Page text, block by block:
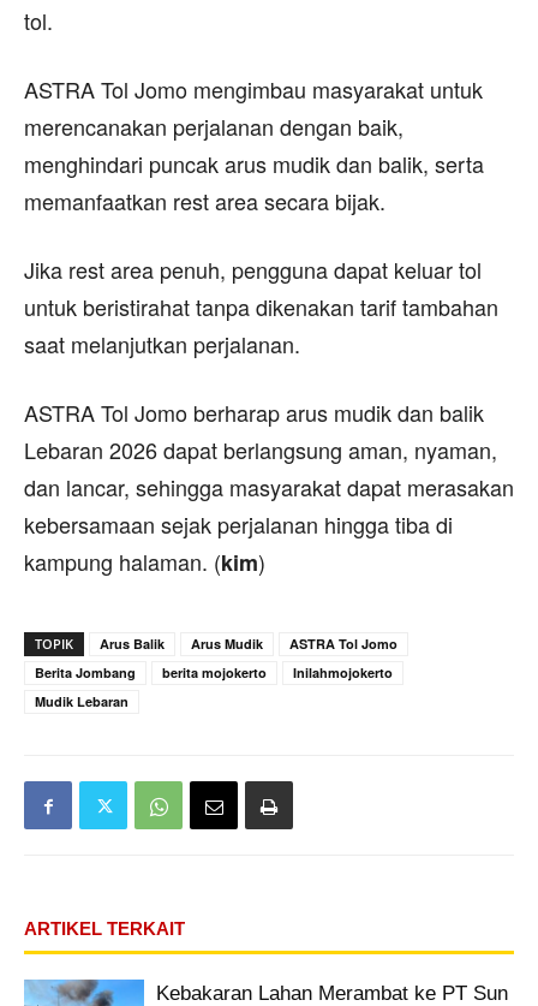
tol.
ASTRA Tol Jomo mengimbau masyarakat untuk
merencanakan perjalanan dengan baik,
menghindari puncak arus mudik dan balik, serta
memanfaatkan rest area secara bijak.
Jika rest area penuh, pengguna dapat keluar tol
untuk beristirahat tanpa dikenakan tarif tambahan
saat melanjutkan perjalanan.
ASTRA Tol Jomo berharap arus mudik dan balik
Lebaran 2026 dapat berlangsung aman, nyaman,
dan lancar, sehingga masyarakat dapat merasakan
kebersamaan sejak perjalanan hingga tiba di
kampung halaman. (kim)
TOPIK Arus Balik Arus Mudik
ASTRA Tol Jomo
Berita Jombang
berita mojokerto
Inilahmojokerto
Mudik Lebaran
ARTIKEL TERKAIT
Kebakaran Lahan Merambat ke PT Sun